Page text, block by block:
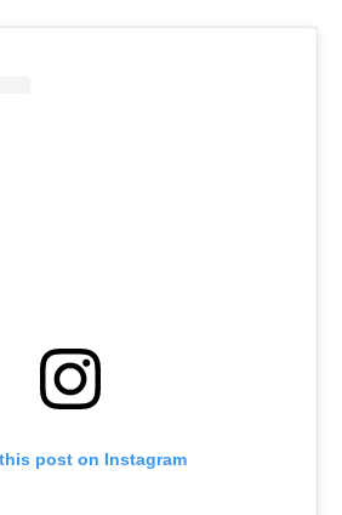
post on Instagram